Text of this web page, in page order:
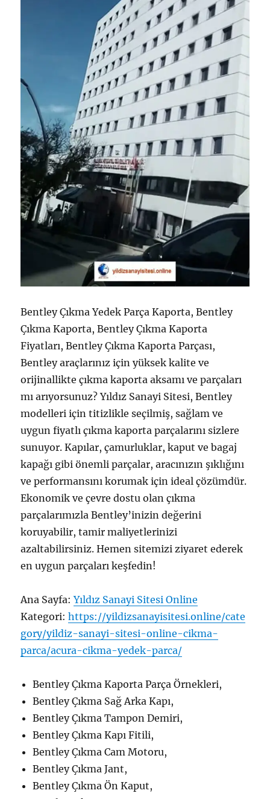
Bentley Çıkma Yedek Parça Kaporta, Bentley
Çıkma Kaporta, Bentley Çıkma Kaporta
Fiyatları, Bentley Çıkma Kaporta Parçası,
Bentley araçlarınız için yüksek kalite ve
orijinallikte çıkma kaporta aksamı ve parçaları
mı arıyorsunuz? Yıldız Sanayi Sitesi, Bentley
modelleri için titizlikle seçilmiş, sağlam ve
uygun fiyatlı çıkma kaporta parçalarını sizlere
sunuyor. Kapılar, çamurluklar, kaput ve bagaj
kapağı gibi önemli parçalar, aracınızın şıklığını
ve performansını korumak için ideal çözümdür.
Ekonomik ve çevre dostu olan çıkma
parçalarımızla Bentley’inizin değerini
koruyabilir, tamir maliyetlerinizi
azaltabilirsiniz. Hemen sitemizi ziyaret ederek
en uygun parçaları keşfedin!
Ana Sayfa:Yıldız Sanayi Sitesi Online
Kategori:https://yildizsanayisitesi.online/cate
gory/yildiz-sanayi-sitesi-online-cikma-
parca/acura-cikma-yedek-parca/
Bentley Çıkma Kaporta Parça Örnekleri,
Bentley Çıkma Sağ Arka Kapı,
Bentley Çıkma Tampon Demiri,
Bentley Çıkma Kapı Fitili,
Bentley Çıkma Cam Motoru,
Bentley Çıkma Jant,
Bentley Çıkma Ön Kaput,